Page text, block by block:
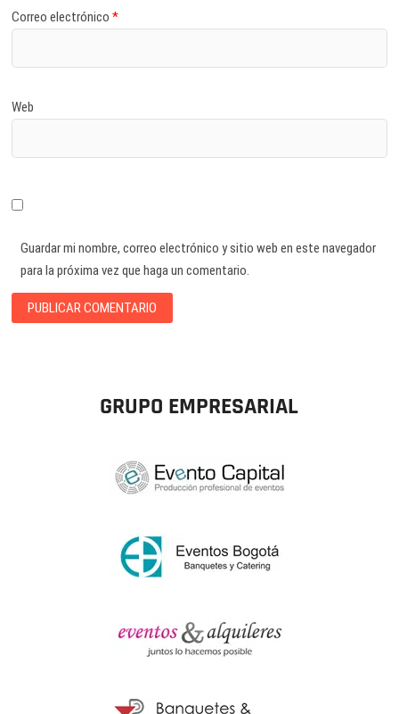
Correo electrónico*
Web
Guardar mi nombre, correo electrónico y sitio web en este navegador
para la próxima vez que haga un comentario.
GRUPO EMPRESARIAL